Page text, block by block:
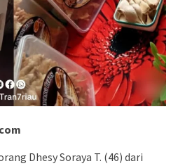
Dhesy Soraya T. (46) dari